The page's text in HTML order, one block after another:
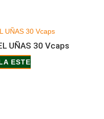
UÑAS 30 Vcaps
ESTE